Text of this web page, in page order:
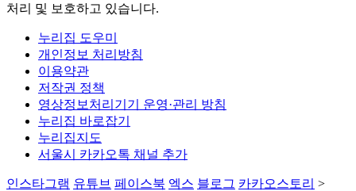
처리 및 보호하고 있습니다.
누리집 도우미
개인정보 처리방침
이용약관
저작권 정책
영상정보처리기기 운영·관리 방침
누리집 바로잡기
누리집지도
서울시 카카오톡 채널 추가
인스타그램 유튜브 페이스북 엑스 블로그 카카오스토리 >